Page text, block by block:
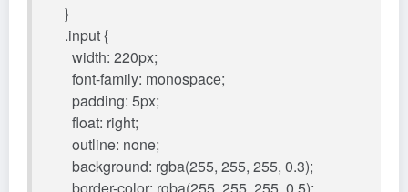
}
.input {
width: 220px;
font-family: monospace;
padding: 5px;
float: right;
outline: none;
background: rgba(255, 255, 255, 0.3);
border-color: rgba(255, 255, 255, 0.5);